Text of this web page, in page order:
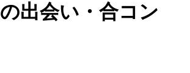
出会い・合コン